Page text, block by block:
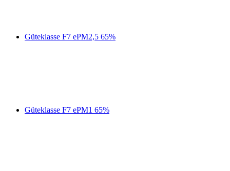
Güteklasse F7 ePM2,5 65%
Güteklasse F7 ePM1 65%